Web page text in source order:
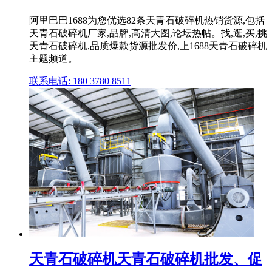
阿里巴巴1688为您优选82条天青石破碎机热销货源,包括
天青石破碎机厂家,品牌,高清大图,论坛热帖。找,逛,买,挑
天青石破碎机,品质爆款货源批发价,上1688天青石破碎机
主题频道。
联系电话: 180 3780 8511
天青石破碎机天青石破碎机批发、促